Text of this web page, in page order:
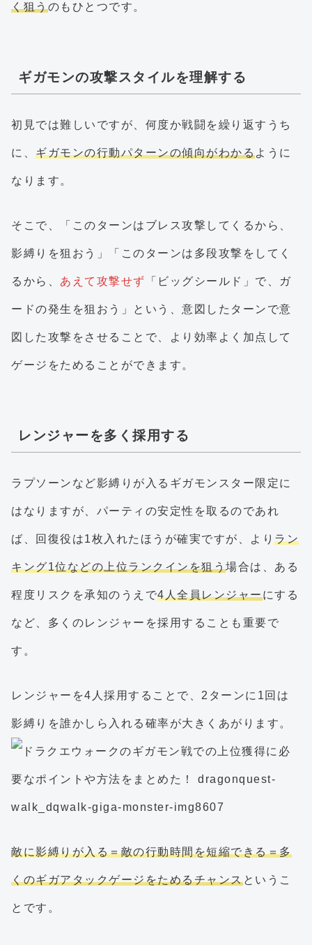
く狙うのもひとつです。
ギガモンの攻撃スタイルを理解する
初見では難しいですが、何度か戦闘を繰り返すうち
に、 ギガモンの行動パターンの傾向がわかるように
なります。
そこで、「このターンはブレス攻撃してくるから、
影縛りを狙おう」「このターンは多段攻撃をしてく
るから、 あえて攻撃せず 「ビッグシールド」で、ガ
ードの発生を狙おう」という、意図したターンで意
図した攻撃をさせることで、より効率よく加点して
ゲージをためることができます。
レンジャーを多く採用する
ラプソーンなど影縛りが入るギガモンスター限定に
はなりますが、パーティの安定性を取るのであれ
ば、回復役は1枚入れたほうが確実ですが、より ラン
キング1位などの上位ランクインを狙う場合は、ある
程度リスクを承知のうえで4人全員レンジャーにする
など、多くのレンジャーを採用することも重要で
す。
レンジャーを4人採用することで、2ターンに1回は
影縛りを誰かしら入れる確率が大きくあがります。
敵に影縛りが入る＝敵の行動時間を短縮できる＝多
くのギガアタックゲージをためるチャンスというこ
とです。